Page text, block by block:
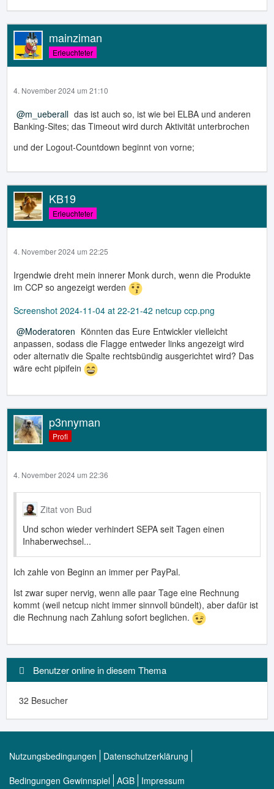
mainziman
Erleuchteter
4. November 2024 um 21:10
m_ueberall das ist auch so, ist wie bei ELBA und anderen
Banking-Sites; das Timeout wird durch Aktivität unterbrochen
und der Logout-Countdown beginnt von vorne;
KB19
Erleuchteter
4. November 2024 um 22:25
Irgendwie dreht mein innerer Monk durch, wenn die Produkte
im CCP so angezeigt werden
Screenshot 2024-11-04 at 22-21-42 netcup ccp.png
Moderatoren Könnten das Eure Entwickler vielleicht
anpassen, sodass die Flagge entweder links angezeigt wird
oder alternativ die Spalte rechtsbündig ausgerichtet wird? Das
wäre echt pipifein
p3nnyman
Profi
4. November 2024 um 22:36
Zitat von Bud
Und schon wieder verhindert SEPA seit Tagen einen
Inhaberwechsel...
Ich zahle von Beginn an immer per PayPal.
Ist zwar super nervig, wenn alle paar Tage eine Rechnung
kommt (weil netcup nicht immer sinnvoll bündelt), aber dafür ist
die Rechnung nach Zahlung sofort beglichen.
Benutzer online in diesem Thema
32 Besucher
Nutzungsbedingungen
Datenschutzerklärung
Bedingungen Gewinnspiel AGB Impressum